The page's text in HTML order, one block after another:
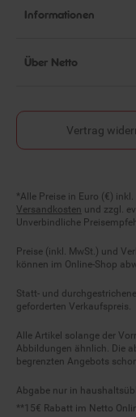
Informationen
Über Netto
Vertrag
Fußnoten
*Alle Preise in Euro (€)
Versandkostenund zzgl.
Unverbindliche
Preise (inkl. MwSt.) und
können im Online-Shop
Statt- und
geforderten Verkaufspreis.
Alle Artikel solange der
Abbildungen ähnlich. Die
begrenzten Angebots
Abgabe nur in
**15€ Rabatt im Netto